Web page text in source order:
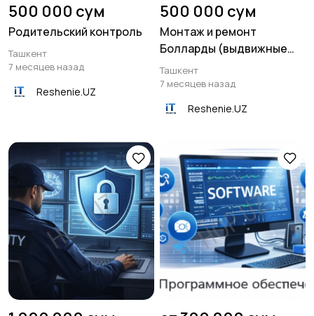
500 000 сум
Родительский контроль
Ташкент
7 месяцев назад
Reshenie.UZ
500 000 сум
Монтаж и ремонт
Болларды (выдвижные
столбы)
Ташкент
7 месяцев назад
Reshenie.UZ